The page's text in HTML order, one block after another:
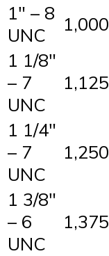
1″ – 8
UNC
1,000
1 1/8″
– 7
UNC
1,125
1 1/4″
– 7
UNC
1,250
1 3/8″
– 6
UNC
1,375